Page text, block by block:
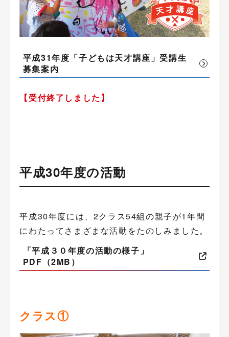
平成31年度「子どもは天才講座」受講生
募集案内
【受付終了しました】
平成30年度の活動
平成30年度には、2クラス54組の親子が1年間
にわたってさまざまな活動をたのしみました。
「平成３０年度の活動の様子」
PDF（2MB）
クラス①